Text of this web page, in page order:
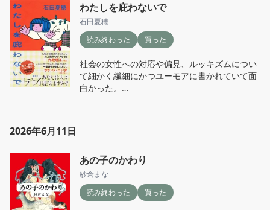
中で何でも何度も相手を刺し返す。けれど自分
の傷を縦にして相手を責め、自分の持つ矛の鋭
さから目を背けるのは、もうやめたい。」
この文を呼んだ時まさに私の事だと思った。
わたしを庇わないで
石田夏穂
読み終わった
買った
社会の女性への対応や偏見、ルッキズムについ
て細かく繊細にかつユーモアに書かれていて面
白かった。
2026年6月11日
あの子のかわり
紗倉まな
読み終わった
買った